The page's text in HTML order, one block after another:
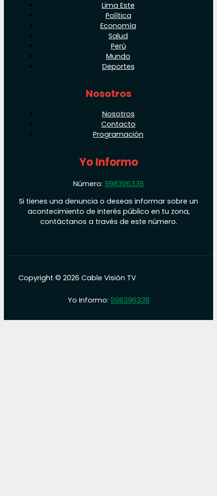
Lima Este
Política
Economía
Salud
Perú
Mundo
Deportes
Nosotros
Nosotros
Contacto
Programación
Yo Informo
Número: 998396338
Si tienes una denuncia o deseas informar sobre un
acontecimiento de interés público en tu zona,
contáctanos a través de este número.
Copyright © 2026 Cable Visión TV
Yo Informo: 998396338